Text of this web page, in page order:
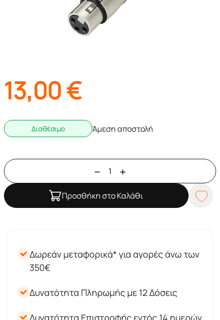
13,00€
Διαθέσιμο Άμεση αποστολή
Προσθήκη στο Καλάθι
Δωρεάν μεταφορικά* για αγορές άνω των
350€
Δυνατότητα Πληρωμής με 12 Δόσεις
Δυνατότητα Επιστροφής εντός 14 ημερών